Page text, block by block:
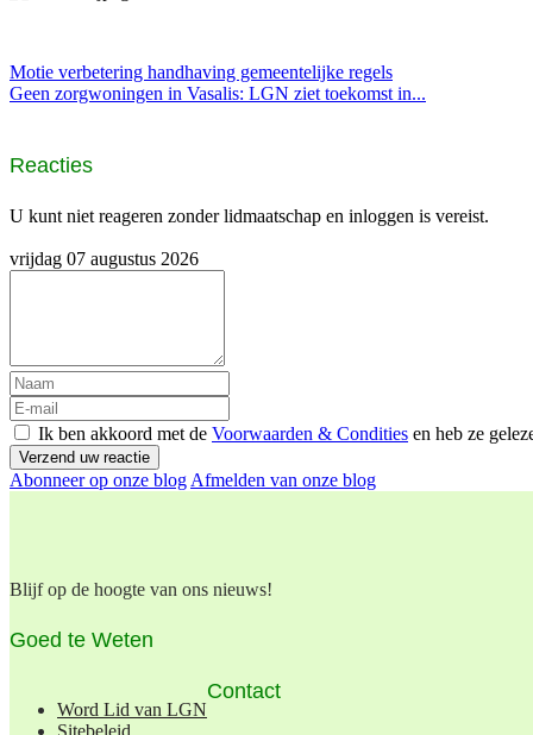
Motie verbetering handhaving gemeentelijke regels
Geen zorgwoningen in Vasalis: LGN ziet toekomst in...
Reacties
U kunt niet reageren zonder lidmaatschap en inloggen is vereist.
vrijdag 07 augustus 2026
Ik ben akkoord met de Voorwaarden & Condities en heb ze
Verzend uw reactie
Abonneer op onze blog Afmelden van onze blog
Blijf op de hoogte van ons nieuws!
Goed te Weten
Word Lid van LGN
Sitebeleid
Contact